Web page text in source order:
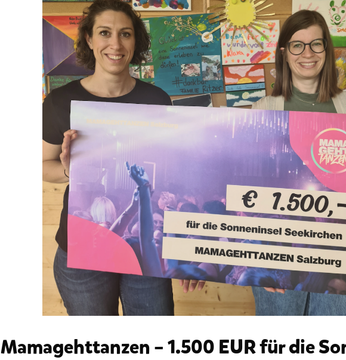
Mamagehttanzen – 1.500 EUR für die